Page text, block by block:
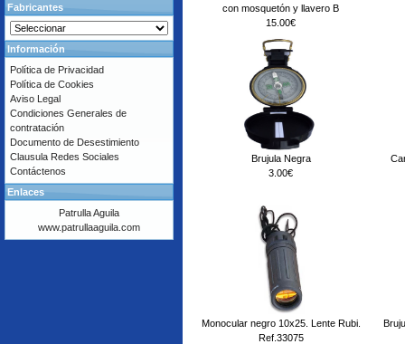
con mosquetón y llavero B
15.00€
Brujula Negra
3.00€
Monocular negro 10x25. Lente Rubi.
Ref.33075
Fabricantes
Información
Política de Privacidad
Política de Cookies
Aviso Legal
Condiciones Generales de
contratación
Documento de Desestimiento
Clausula Redes Sociales
Contáctenos
Enlaces
Patrulla Aguila
www.patrullaaguila.com